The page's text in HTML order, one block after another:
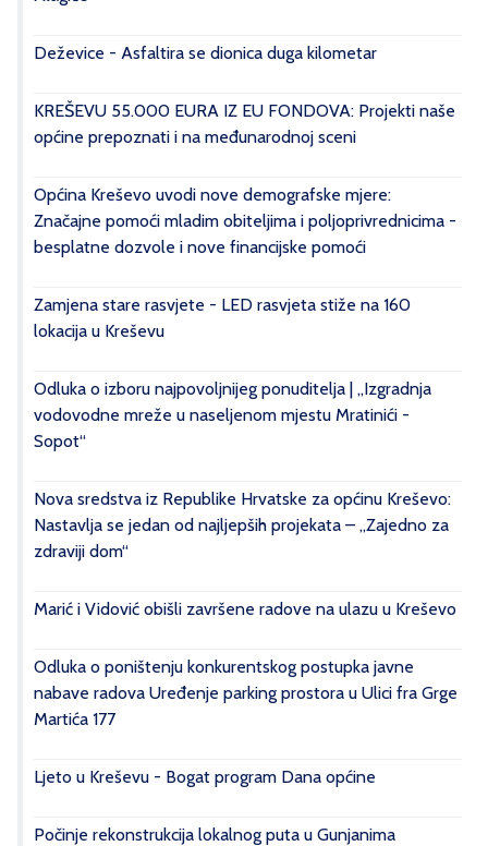
Deževice - Asfaltira se dionica duga kilometar
KREŠEVU 55.000 EURA IZ EU FONDOVA: Projekti naše
općine prepoznati i na međunarodnoj sceni
Općina Kreševo uvodi nove demografske mjere:
Značajne pomoći mladim obiteljima i poljoprivrednicima -
besplatne dozvole i nove financijske pomoći
Zamjena stare rasvjete - LED rasvjeta stiže na 160
lokacija u Kreševu
Odluka o izboru najpovoljnijeg ponuditelja | „Izgradnja
vodovodne mreže u naseljenom mjestu Mratinići -
Sopot“
Nova sredstva iz Republike Hrvatske za općinu Kreševo:
Nastavlja se jedan od najljepših projekata – „Zajedno za
zdraviji dom“
Marić i Vidović obišli završene radove na ulazu u Kreševo
Odluka o poništenju konkurentskog postupka javne
nabave radova Uređenje parking prostora u Ulici fra Grge
Martića 177
Ljeto u Kreševu - Bogat program Dana općine
Počinje rekonstrukcija lokalnog puta u Gunjanima